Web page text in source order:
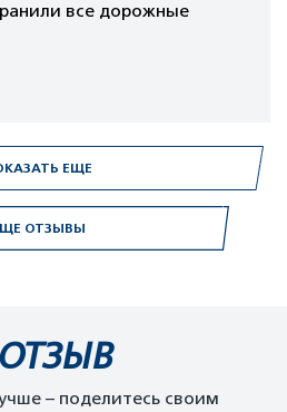
ОТЗЫВЫ
все дорожные
ЕЩЕ
– поделитесь своим